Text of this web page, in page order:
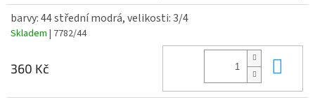
barvy: 44 střední modrá, velikosti: 3/4
Skladem | 7782/44
360 Kč